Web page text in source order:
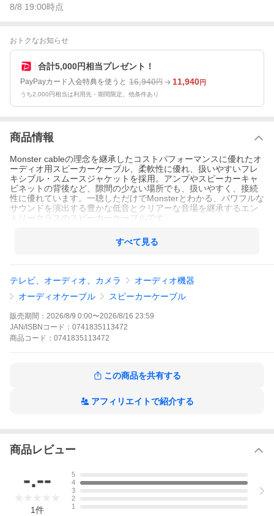
8/8 19:00時点
おトクなお知らせ
合計5,000円相当プレゼント！
PayPayカード入会特典を使うと 16,940円 11,940円
うち2,000円相当は利用先・期間限定。他条件あり
商品情報
Monster cableの理念を継承したコストパフォーマンスに優れたオ
ーディオ用スピーカーケーブル、柔軟性に優れ、扱いやすいフレ
キシブル・スムースジャケットを採用。アンプやスピーカーキャ
ビネットの背後など、隙間の少ない場所でも、扱いやすく、接続
性に優れています。一聴しただけでMonsterとわかる、パワフルな
サウンドを演出する豊かな低音とクリアーな音場を継承するエン
トリークラスのスピーカーケーブルです。
すべて見る
テレビ、オーディオ、カメラ
オーディオ機器
オーディオケーブル
スピーカーケーブル
販売期間： 2026/8/9 0:00〜2026/8/16 23:59
JAN/ISBNコード： 0741835113472
商品 コード： 0741835113472
この商品を共有する
アフィリエイトで紹介する
商品レビュー
-.--
1件
5
4
3
2
1